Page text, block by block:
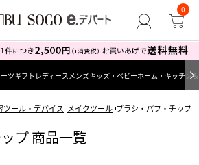
0
ツギフト レディース メンズキッズ・ベビーホーム・キッチン
ツール・デバイス メイクツール ブラシ・パフ・チップ
プ 商品一覧